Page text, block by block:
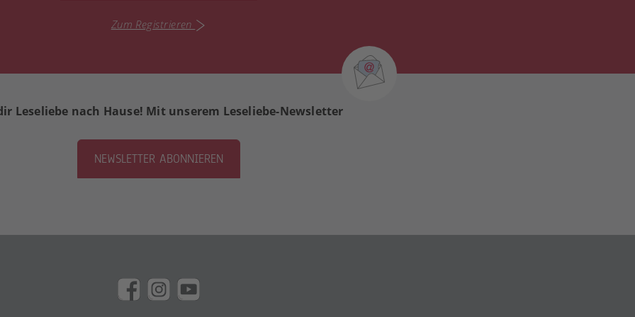
Zum Registrieren
Leseliebe nach Hause! Mit unserem Leseliebe-Newsletter
NEWSLETTER ABONNIEREN